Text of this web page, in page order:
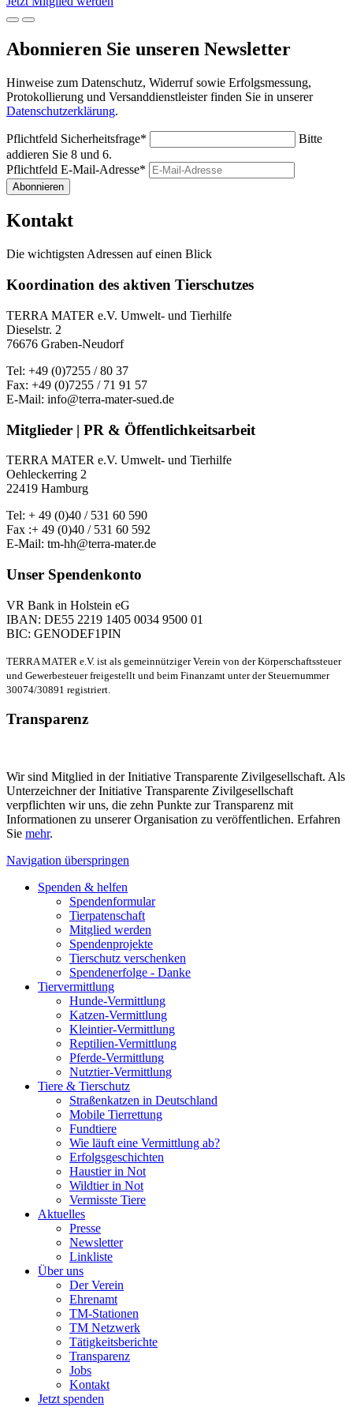
Abonnieren Sie unseren Newsletter
Hinweise zum Datenschutz, Widerruf sowie Erfolgsmessung,
Protokollierung und Versanddienstleister finden Sie in unserer
Datenschutzerklärung.
Pflichtfeld Sicherheitsfrage*
Bitte
addieren Sie 8 und 6.
Pflichtfeld E-Mail-Adresse*
Abonnieren
Kontakt
Die wichtigsten Adressen auf einen Blick
Koordination des aktiven Tierschutzes
TERRA MATER e.V. Umwelt- und Tierhilfe
Dieselstr. 2
76676 Graben-Neudorf
Tel: +49 (0)7255 / 80 37
Fax: +49 (0)7255 / 71 91 57
E-Mail: info@terra-mater-sued.de
Mitglieder | PR & Öffentlichkeitsarbeit
TERRA MATER e.V. Umwelt- und Tierhilfe
Oehleckerring 2
22419 Hamburg
Tel: + 49 (0)40 / 531 60 590
Fax :+ 49 (0)40 / 531 60 592
E-Mail: tm-hh@terra-mater.de
Unser Spendenkonto
VR Bank in Holstein eG
IBAN: DE55 2219 1405 0034 9500 01
BIC: GENODEF1PIN
TERRA MATER e.V. ist als gemeinnütziger Verein von der Körperschaftssteuer
und Gewerbesteuer freigestellt und beim Finanzamt unter der Steuernummer
30074/30891 registriert.
Transparenz
Wir sind Mitglied in der Initiative Transparente Zivilgesellschaft. Als
Unterzeichner der Initiative Transparente Zivilgesellschaft
verpflichten wir uns, die zehn Punkte zur Transparenz mit
Informationen zu unserer Organisation zu veröffentlichen. Erfahren
Sie mehr.
Navigation überspringen
Spenden & helfen
Spendenformular
Tierpatenschaft
Mitglied werden
Spendenprojekte
Tierschutz verschenken
Spendenerfolge - Danke
Tiervermittlung
Hunde-Vermittlung
Katzen-Vermittlung
Kleintier-Vermittlung
Reptilien-Vermittlung
Pferde-Vermittlung
Nutztier-Vermittlung
Tiere & Tierschutz
Straßenkatzen in Deutschland
Mobile Tierrettung
Fundtiere
Wie läuft eine Vermittlung ab?
Erfolgsgeschichten
Haustier in Not
Wildtier in Not
Vermisste Tiere
Aktuelles
Presse
Newsletter
Linkliste
Über uns
Der Verein
Ehrenamt
TM-Stationen
TM Netzwerk
Tätigkeitsberichte
Transparenz
Jobs
Kontakt
Jetzt spenden